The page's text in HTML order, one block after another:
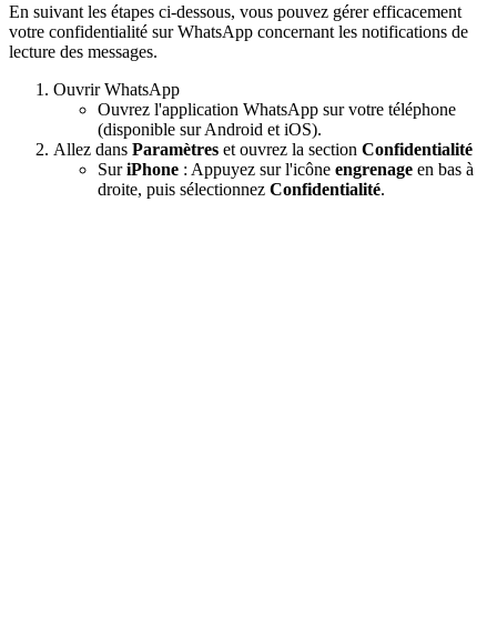
En suivant les étapes ci-dessous, vous pouvez gérer efficacement
votre confidentialité sur WhatsApp concernant les notifications de
lecture des messages.
Ouvrir WhatsApp
Ouvrez l'application WhatsApp sur votre téléphone
(disponible sur Android et iOS).
Allez dans Paramètres et ouvrez la section Confidentialité
SuriPhone : Appuyez sur l'icône engrenage en bas à
droite, puis sélectionnez Confidentialité.